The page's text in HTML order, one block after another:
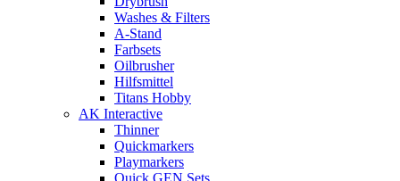
Washes & Filters
A-Stand
Farbsets
Oilbrusher
Hilfsmittel
Titans Hobby
AK Interactive
Thinner
Quickmarkers
Playmarkers
Quick GEN Sets